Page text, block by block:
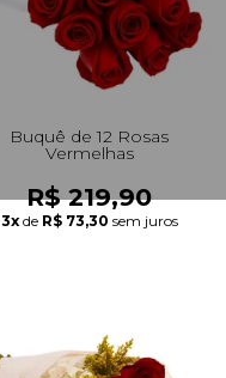
Buquê de 12 Rosas
Vermelhas
R$ 219,90
3x de R$ 73,30 sem juros